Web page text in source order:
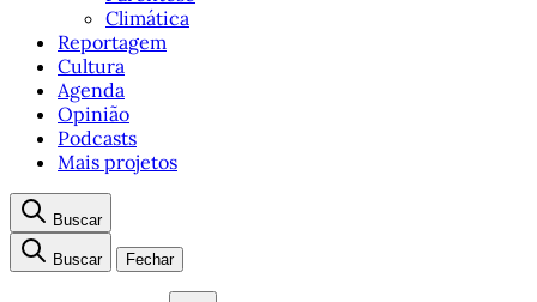
Climática
Reportagem
Cultura
Agenda
Opinião
Podcasts
Mais projetos
Buscar
Buscar Fechar